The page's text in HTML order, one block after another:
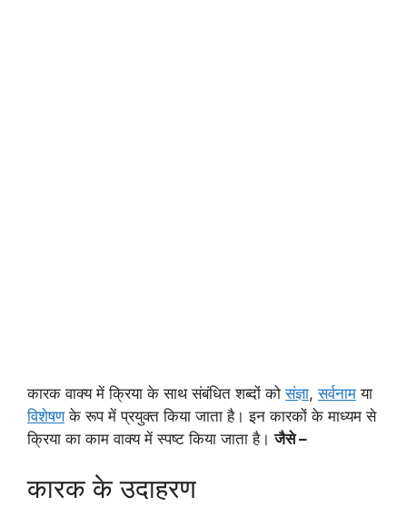
कारक वाक्य में क्रिया के साथ संबंधित शब्दों कोसंज्ञा,सर्वनाम या
विशेषणके रूप में प्रयुक्त किया जाता है। इन कारकों के माध्यम से
क्रिया का काम वाक्य में स्पष्ट किया जाता है।जैसे –
कारक के उदाहरण